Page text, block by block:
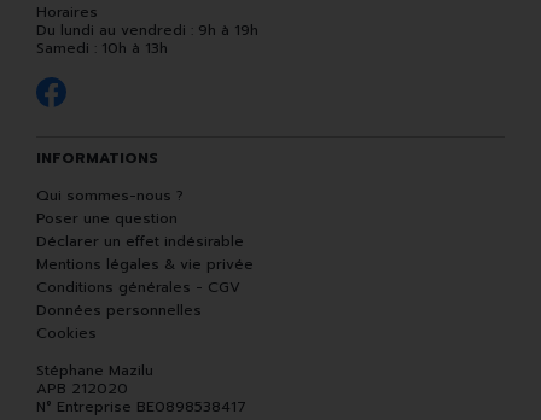
Horaires
Du lundi au vendredi : 9h à 19h
Samedi : 10h à 13h
INFORMATIONS
Qui sommes-nous ?
Poser une question
Déclarer un effet indésirable
Mentions légales & vie privée
Conditions générales - CGV
Données personnelles
Cookies
Stéphane Mazilu
APB 212020
N° Entreprise BE0898538417